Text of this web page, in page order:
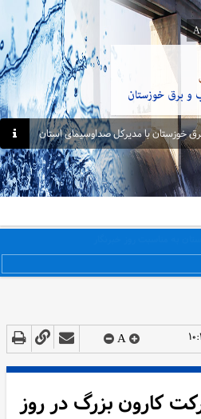
خوزستان با مدیرکل صداوسیمای استان
A
کارون بزرگ در روز